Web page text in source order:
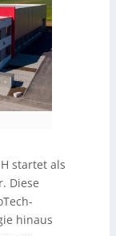
startet als
Diese
hinaus